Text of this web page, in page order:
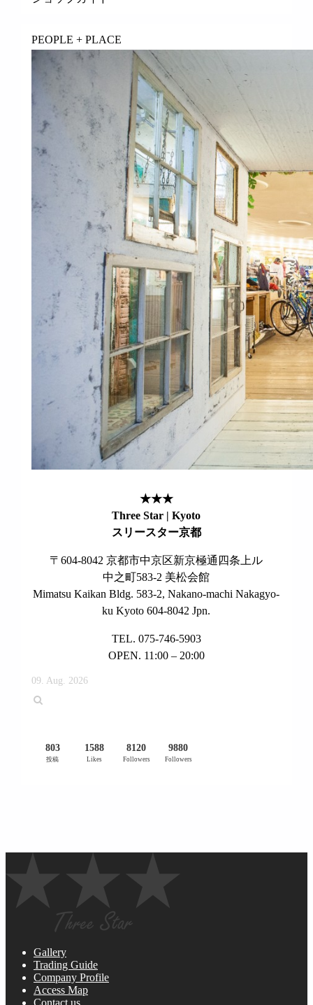
PEOPLE + PLACE
★★★
Three Star | Kyoto
スリースター京都
〒604-8042 京都市中京区新京極通四条上ル
中之町583-2 美松会館
Mimatsu Kaikan Bldg. 583-2, Nakano-machi Nakagyo-
ku Kyoto 604-8042 Jpn.
TEL. 075-746-5903
OPEN. 11:00 – 20:00
09. Aug. 2026
803
投稿
1588
Likes
8120
Followers
9880
Followers
Gallery
Trading Guide
Company Profile
Access Map